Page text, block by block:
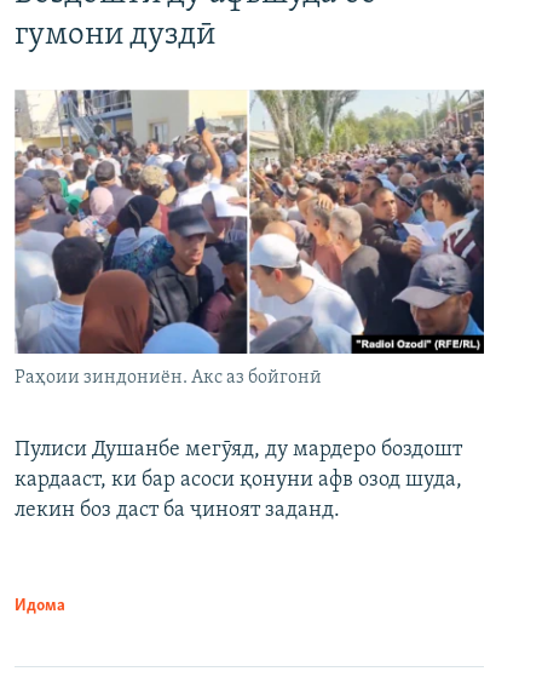
гумони дуздӣ
Раҳоии зиндониён. Акс аз бойгонӣ
Пулиси Душанбе мегӯяд, ду мардеро боздошт
кардааст, ки бар асоси қонуни афв озод шуда,
лекин боз даст ба ҷиноят заданд.
Идома